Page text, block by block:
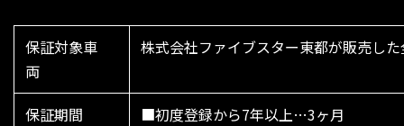
保証対象車
両
株式会社ファイブスター東都が販売し
保証期間
■初度登録から7年以上…3ヶ月